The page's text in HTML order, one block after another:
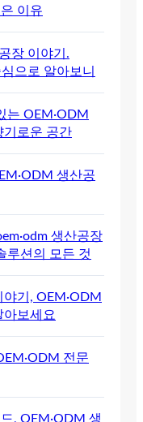
이유
장 이야기.
으로 알아보니
는 OEM·ODM
기로운 공간
생산공
생산공장
루션의 모든 것
기, OEM·ODM
아보세요
전문
, OEM·ODM 생